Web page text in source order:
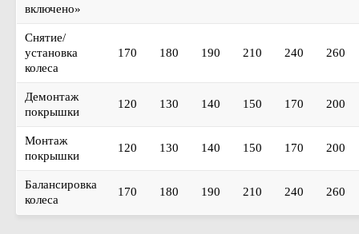
включено»
Снятие/
установка
колеса
170 180 190 210 240 260
Демонтаж
покрышки
120 130 140 150 170 200
Монтаж
покрышки
120 130 140 150 170 200
Балансировка
колеса
170 180 190 210 240 260